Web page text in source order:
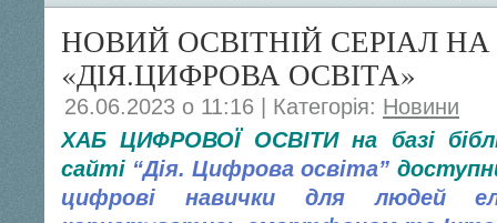
НОВИЙ ОСВІТНІЙ СЕРІАЛ
«ДІЯ.ЦИФРОВА ОСВІТА»
26.06.2023 о 11:16 | Категорія: Новини
ХАБ ЦИФРОВОЇ ОСВІТИ на базі
сайті “Дія. Цифрова освіта”
цифрові навички для людей